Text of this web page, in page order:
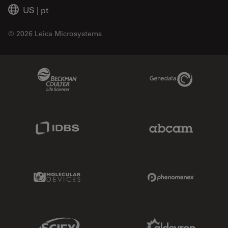
US | pt
© 2026 Leica Microsystems
Genedata Link
Molecular Devices Link
Sciex Link